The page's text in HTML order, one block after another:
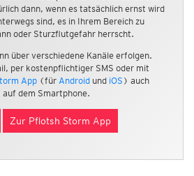
dann, wenn es tatsächlich ernst wird
sind, es in Ihrem Bereich zu
oder Sturzflutgefahr herrscht.
über verschiedene Kanäle erfolgen.
per kostenpflichtiger SMS oder mit
App (für Android und iOS ) auch
dem Smartphone.
Zur Pflotsh Storm App